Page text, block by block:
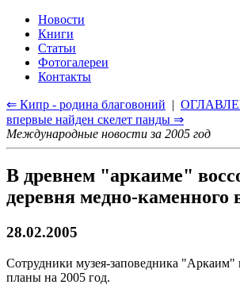
Новости
Книги
Статьи
Фотогалереи
Контакты
⇐ Кипр - родина благовоний |
впервые найден скелет панды ⇒
Международные новости за 2005 год
В древнем "аркаиме"
деревня медно-каменного
28.02.2005
Сотрудники музея-заповедника
планы на 2005 год.